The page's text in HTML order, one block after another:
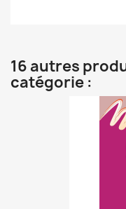
16 autres
catégorie :